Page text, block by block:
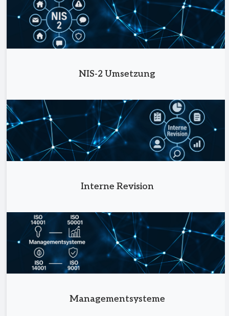
NIS-2 Umsetzung
Interne Revision
Managementsysteme